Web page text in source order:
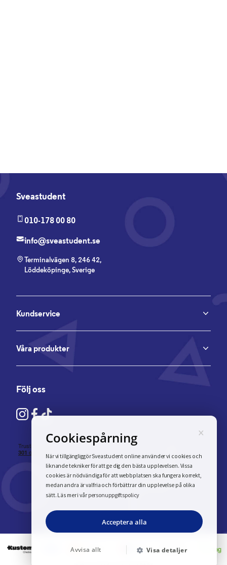
Sveastudent
010-178 00 80
info@sveastudent.se
Terminalvägen 8, 246 42,
Löddeköpinge, Sverige
Kundservice
Våra produkter
Följ oss
×
Cookiespårning
När vi tillgängliggör Sveastudent online använder vi cookies och
liknande tekniker för att ge dig den bästa upplevelsen. Vissa
cookies är nödvändiga för att webbplatsen ska fungera korrekt,
medan andra är valfria och förbättrar din upplevelse på olika
sätt. Läs mer i vår personuppgiftspolicy
Acceptera alla
Avvisa allt Visa detaljer